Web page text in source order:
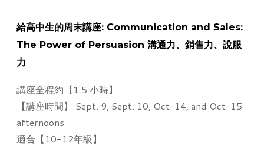
給高中生的周末講座: Communication and Sales:
The Power of Persuasion 溝通力、銷售力、說服
力
講座全程約【1.5 小時】
【講座時間】 Sept. 9, Sept. 10, Oct. 14, and Oct. 15
afternoons
適合【10-12年級】